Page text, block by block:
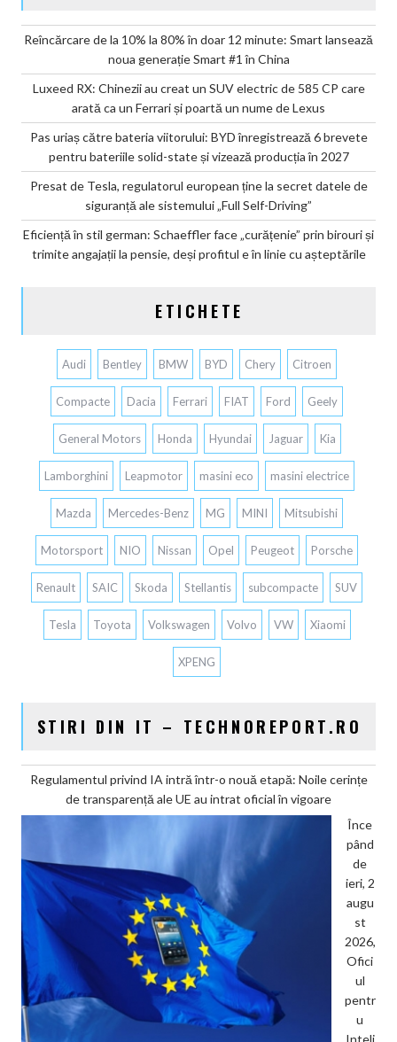
Reîncărcare de la 10% la 80% în doar 12 minute: Smart lansează
noua generație Smart #1 în China
Luxeed RX: Chinezii au creat un SUV electric de 585 CP care
arată ca un Ferrari și poartă un nume de Lexus
Pas uriaș către bateria viitorului: BYD înregistrează 6 brevete
pentru bateriile solid-state și vizează producția în 2027
Presat de Tesla, regulatorul european ține la secret datele de
siguranță ale sistemului „Full Self-Driving”
Eficiență în stil german: Schaeffler face „curățenie” prin birouri și
trimite angajații la pensie, deși profitul e în linie cu așteptările
ETICHETE
Audi Bentley BMW BYD Chery Citroen
Compacte Dacia Ferrari FIAT Ford Geely
General Motors Honda Hyundai Jaguar Kia
Lamborghini Leapmotor masini eco masini electrice
Mazda Mercedes-Benz MG MINI Mitsubishi
Motorsport NIO Nissan Opel Peugeot Porsche
Renault SAIC Skoda Stellantis subcompacte SUV
Tesla Toyota Volkswagen Volvo VW Xiaomi
XPENG
STIRI DIN IT – TECHNOREPORT.RO
Regulamentul privind IA intră într-o nouă etapă: Noile cerințe
de transparență ale UE au intrat oficial în vigoare
Înce
pând
de
ieri, 2
augu
st
2026,
Ofici
ul
pentr
u